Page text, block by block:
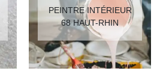
PEINTRE INTÉRIEUR
68 HAUT-RHIN